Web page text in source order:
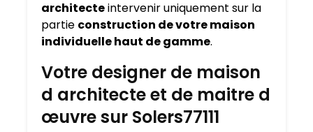
architecteintervenir uniquement sur la
partie construction de votre maison
individuelle haut de gamme.
Votre designer de maison
d architecte et de maitre d
œuvre sur Solers77111